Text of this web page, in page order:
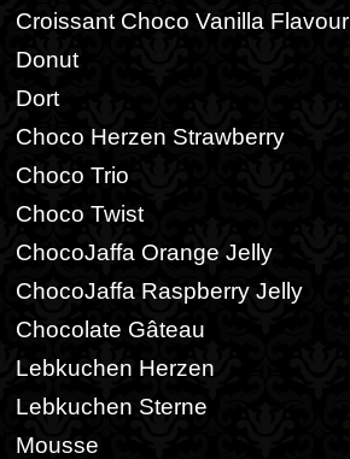
Croissant Choco Vanilla Flavour
Donut
Dort
Choco Herzen Strawberry
Choco Trio
Choco Twist
ChocoJaffa Orange Jelly
ChocoJaffa Raspberry Jelly
Chocolate Gâteau
Lebkuchen Herzen
Lebkuchen Sterne
Mousse